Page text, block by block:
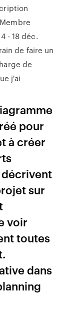
- 18 déc.
de faire un
de
j'ai
pour
à créer
sur
voir
toutes
dans